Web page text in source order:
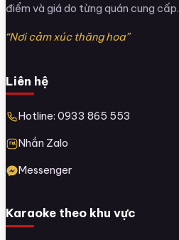
điểm và giá do từng quán cung cấp.
“Nơi cảm xúc thăng hoa”
Liên hệ
Hotline: 0933 865 553
Nhắn Zalo
Messenger
Karaoke theo khu vực